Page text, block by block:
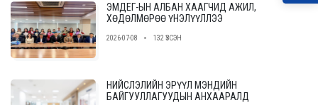
ЭМДЕГ-ЫН АЛБАН ХААГЧИД АЖИЛ,
ХӨДӨЛМӨРӨӨ ҮНЭЛҮҮЛЛЭЭ
2026-07-08 132 ҮЗСЭН
НИЙСЛЭЛИЙН ЭРҮҮЛ МЭНДИЙН
БАЙГУУЛЛАГУУДЫН АНХААРАЛД